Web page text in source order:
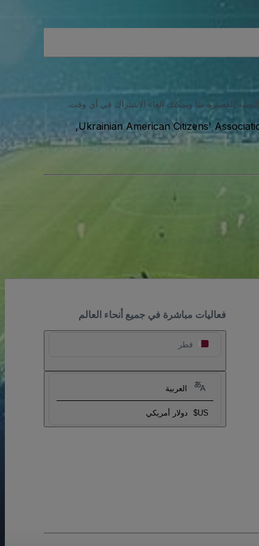
القصيرة منا ويمكنك إلغاء الاشتراك في أي وقت.
Ukrainian American Citizens'
847 North Franklin Street, Philadelphia, Philadelphia, 19123,
فعاليات مباشرة في جميع أنحاء العالم
قطر
العربية
US$ دولار أمريكي